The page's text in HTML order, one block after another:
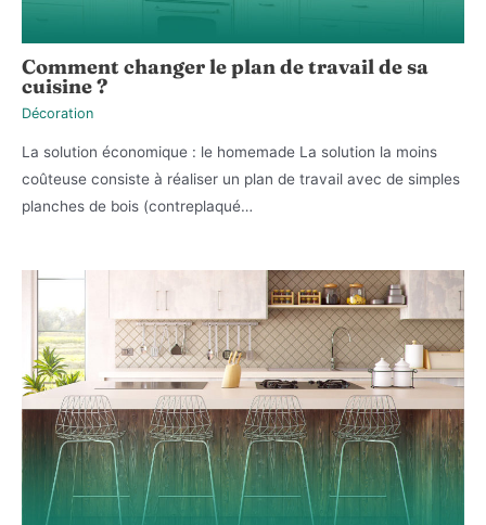
Comment changer le plan de travail de sa
cuisine ?
Décoration
La solution économique : le homemade La solution la moins
coûteuse consiste à réaliser un plan de travail avec de simples
planches de bois (contreplaqué…